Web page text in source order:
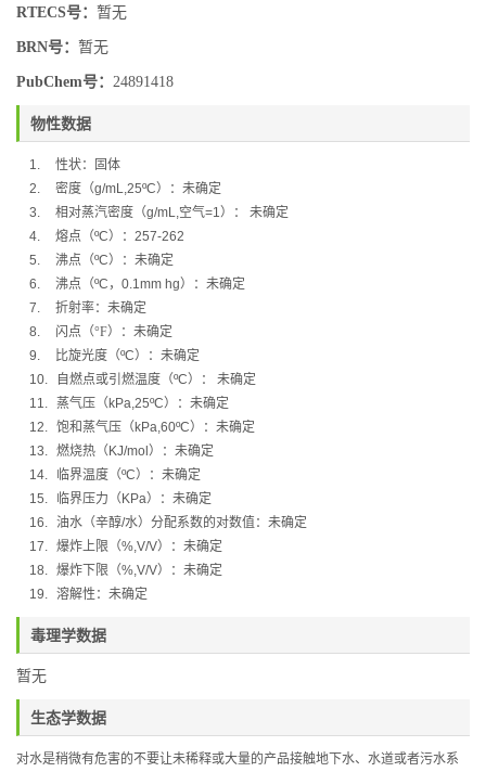
RTECS号： 暂无
BRN号： 暂无
PubChem号： 24891418
物性数据
1.
性状：固体
2.
密度（g/mL,25ºC）：未确定
3.
相对蒸汽密度（g/mL,空气=1）：
未确定
4.
熔点（ºC）： 257-262
5.
沸点（ºC）： 未确定
6.
沸点（ºC ， 0.1mm hg）： 未确定
7.
折射率：未确定
8.
闪点（°F）： 未确定
9.
比旋光度（ºC）： 未确定
10.
自燃点或引燃温度（ºC）：
未确定
11.
蒸气压（ kPa,25ºC）： 未确定
12. 饱和蒸气压（ kPa,60ºC）： 未确定
13. 燃烧热（ KJ/mol ）： 未确定
14.
临界温度（ºC）：未确定
15.
临界压力（ KPa）：未确定
16. 油水（辛醇/水）分配系数的对数值：未确定
17. 爆炸上限（%,V/V）：未确定
18. 爆炸下限（%,V/V）：未确定
19. 溶解性：未确定
毒理学数据
暂无
生态学数据
对水是稍微有危害的不要让未稀释或大量的产品接触地下水、水道或者污水系